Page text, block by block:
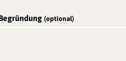
(optional)